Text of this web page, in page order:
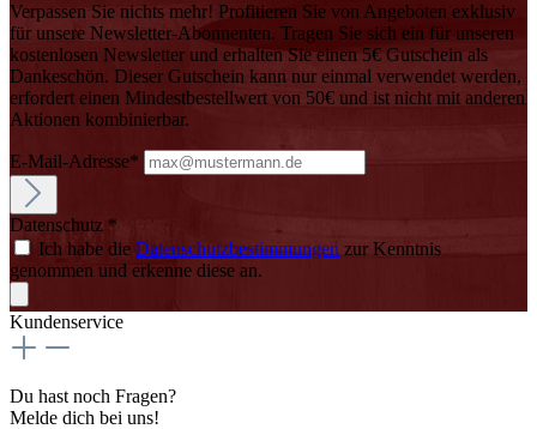
Verpassen Sie nichts mehr! Profitieren Sie von Angeboten exklusiv
für unsere Newsletter-Abonnenten. Tragen Sie sich ein für unseren
kostenlosen Newsletter und erhalten Sie einen 5€ Gutschein als
Dankeschön. Dieser Gutschein kann nur einmal verwendet werden,
erfordert einen Mindestbestellwert von 50€ und ist nicht mit anderen
Aktionen kombinierbar.
E-Mail-Adresse*
Datenschutz *
Ich habe die Datenschutzbestimmungen zur Kenntnis
genommen und erkenne diese an.
Kundenservice
Du hast noch Fragen?
Melde dich bei uns!